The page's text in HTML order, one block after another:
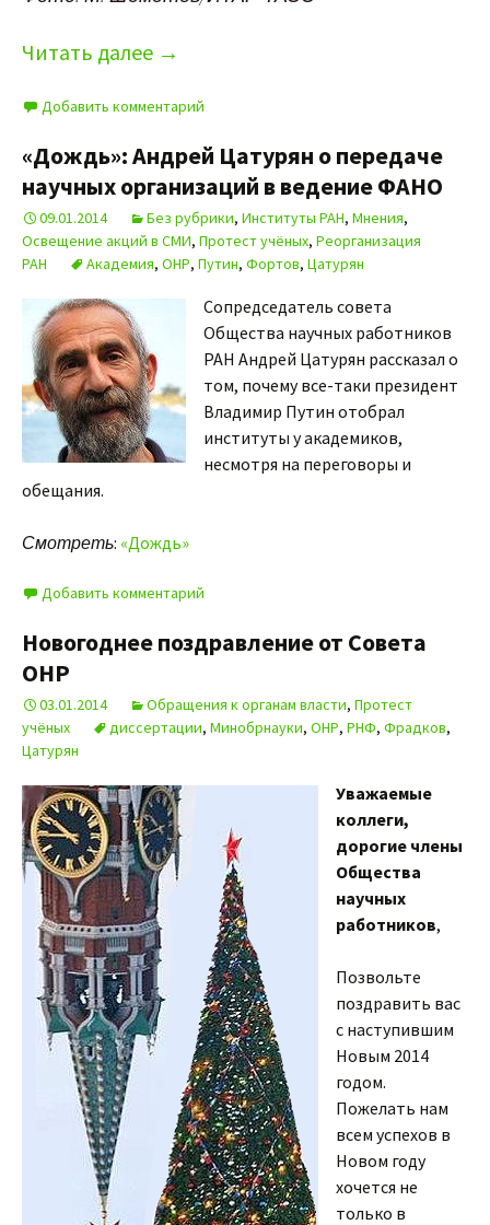
Читать далее →
Добавить комментарий
«Дождь»: Андрей Цатурян о передаче
научных организаций в ведение ФАНО
09.01.2014 Без рубрики, Институты РАН, Мнения,
Освещение акций в СМИ, Протест учёных, Реорганизация
РАН
Академия, ОНР, Путин, Фортов, Цатурян
Сопредседатель совета
Общества научных работников
РАН Андрей Цатурян рассказал о
том, почему все-таки президент
Владимир Путин отобрал
институты у академиков,
несмотря на переговоры и
обещания.
Смотреть: «Дождь»
Добавить комментарий
Новогоднее поздравление от Совета
ОНР
03.01.2014 Обращения к органам власти, Протест
учёных
диссертации, Минобрнауки, ОНР, РНФ, Фрадков,
Цатурян
Уважаемые
коллеги,
дорогие члены
Общества
научных
работников,
Позвольте
поздравить вас
с наступившим
Новым 2014
годом.
Пожелать нам
всем успехов в
Новом году
хочется не
только в